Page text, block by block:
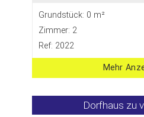
Grundstück: 0 m²
Zimmer: 2
Ref: 2022
Mehr
Dorfhaus zu